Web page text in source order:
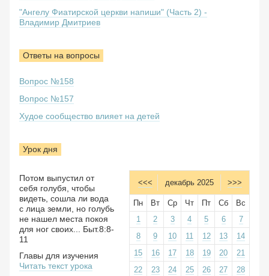
"Ангелу Фиатирской церкви напиши" (Часть 2) -
Владимир Дмитриев
Ответы на вопросы
Вопрос №158
Вопрос №157
Худое сообщество влияет на детей
Урок дня
<<< декабрь 2025 >>>
Пн Вт Ср Чт Пт Сб
Вс
1
2 3 4 5 6
7
8
9 10 11 12 13
14
15
16 17 18 19 20
21
22
23 24 25 26 27
28
Потом выпустил от
себя голубя, чтобы
видеть, сошла ли вода
с лица земли, но голубь
не нашел места покоя
для ног своих... Быт.8:8-
11
Главы для изучения
Читать текст урока